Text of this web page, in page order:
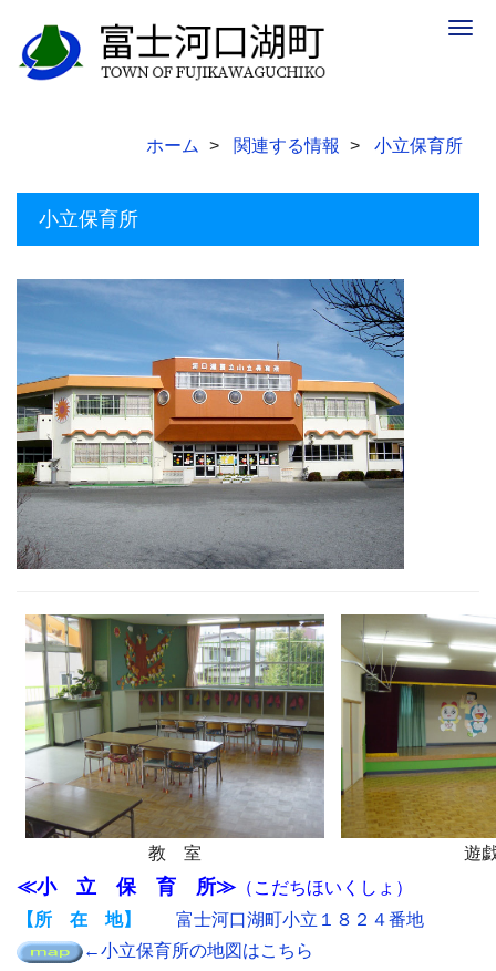
ホーム 関連する情報 小立保育所
小立保育所
教 室 遊
≪小 立 保 育 所≫ （こだちほいくしょ）
【所 在 地】
富士河口湖町小立１８２４番地
←小立保育所の地図はこちら